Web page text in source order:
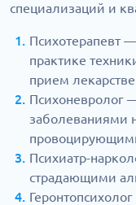
специализаций и
Психотерапевт
практике
прием
Психоневролог
заболеваниями
Психиатр-
страдающими